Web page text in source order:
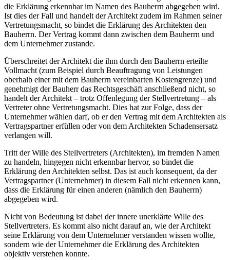
die Erklärung erkennbar im Namen des Bauherrn abgegeben wird.
Ist dies der Fall und handelt der Architekt zudem im Rahmen seiner
Vertretungsmacht, so bindet die Erklärung des Architekten den
Bauherrn. Der Vertrag kommt dann zwischen dem Bauherrn und
dem Unternehmer zustande.
Überschreitet der Architekt die ihm durch den Bauherrn erteilte
Vollmacht (zum Beispiel durch Beauftragung von Leistungen
oberhalb einer mit dem Bauherrn vereinbarten Kostengrenze) und
genehmigt der Bauherr das Rechtsgeschäft anschließend nicht, so
handelt der Architekt – trotz Offenlegung der Stellvertretung – als
Vertreter ohne Vertretungsmacht. Dies hat zur Folge, dass der
Unternehmer wählen darf, ob er den Vertrag mit dem Architekten als
Vertragspartner erfüllen oder von dem Architekten Schadensersatz
verlangen will.
Tritt der Wille des Stellvertreters (Architekten), im fremden Namen
zu handeln, hingegen nicht erkennbar hervor, so bindet die
Erklärung den Architekten selbst. Das ist auch konsequent, da der
Vertragspartner (Unternehmer) in diesem Fall nicht erkennen kann,
dass die Erklärung für einen anderen (nämlich den Bauherrn)
abgegeben wird.
Nicht von Bedeutung ist dabei der innere unerklärte Wille des
Stellvertreters. Es kommt also nicht darauf an, wie der Architekt
seine Erklärung von dem Unternehmer verstanden wissen wollte,
sondern wie der Unternehmer die Erklärung des Architekten
objektiv verstehen konnte.